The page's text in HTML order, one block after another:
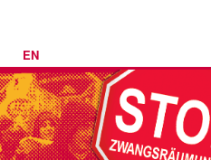
EN